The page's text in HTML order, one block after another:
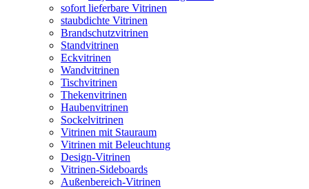
sofort lieferbare Vitrinen
staubdichte Vitrinen
Brandschutzvitrinen
Standvitrinen
Eckvitrinen
Wandvitrinen
Tischvitrinen
Thekenvitrinen
Haubenvitrinen
Sockelvitrinen
Vitrinen mit Stauraum
Vitrinen mit Beleuchtung
Design-Vitrinen
Vitrinen-Sideboards
Außenbereich-Vitrinen